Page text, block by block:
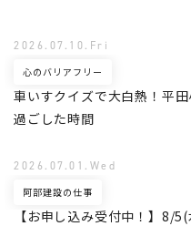
車いすクイズで大白熱！平
過ごした時間
心のバリアフリー
2026.07.10.Fri
【お申し込み受付中！】8/
阿部建設の仕事
2026.07.01.Wed